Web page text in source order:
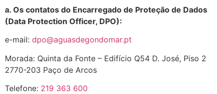
a. Os contatos do Encarregado de Proteção de Dados
(Data Protection Officer, DPO):
e-mail: dpo@aguasdegondomar.pt
Morada: Quinta da Fonte – Edifício Q54 D. José, Piso 2
2770-203 Paço de Arcos
Telefone: 219 363 600